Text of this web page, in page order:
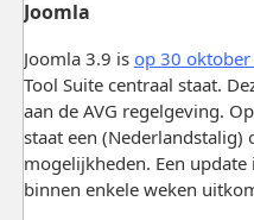
Joomla
Joomla 3.9 is op 30
Tool Suite centraal staat.
aan de AVG regelgeving.
staat een (Nederlandstalig)
mogelijkheden. Een
binnen enkele weken